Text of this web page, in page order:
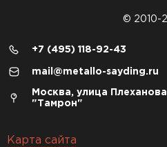
© 2010-
+7 (495) 118-92-43
mail@metallo-sayding.ru
Москва, улица
"Тамрон"
Карта сайта